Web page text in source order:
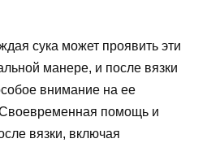
сука может проявить эти
манере, и после вязки
внимание на ее
помощь и
вязки, включая